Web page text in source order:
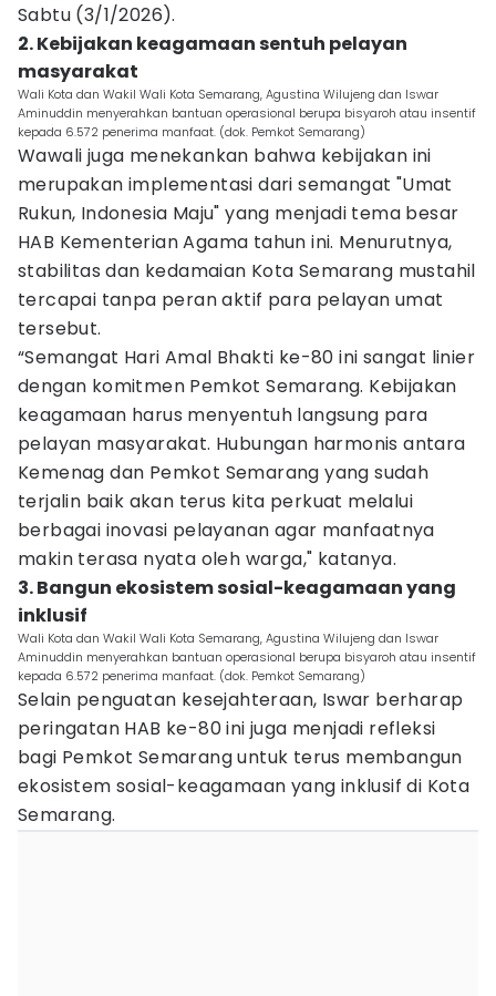
Sabtu (3/1/2026).
2. Kebijakan keagamaan sentuh pelayan
masyarakat
Wali Kota dan Wakil Wali Kota Semarang, Agustina Wilujeng dan Iswar
Aminuddin menyerahkan bantuan operasional berupa bisyaroh atau insentif
kepada 6.572 penerima manfaat. (dok. Pemkot Semarang)
Wawali juga menekankan bahwa kebijakan ini
merupakan implementasi dari semangat "Umat
Rukun, Indonesia Maju" yang menjadi tema besar
HAB Kementerian Agama tahun ini. Menurutnya,
stabilitas dan kedamaian Kota Semarang mustahil
tercapai tanpa peran aktif para pelayan umat
tersebut.
“Semangat Hari Amal Bhakti ke-80 ini sangat linier
dengan komitmen Pemkot Semarang. Kebijakan
keagamaan harus menyentuh langsung para
pelayan masyarakat. Hubungan harmonis antara
Kemenag dan Pemkot Semarang yang sudah
terjalin baik akan terus kita perkuat melalui
berbagai inovasi pelayanan agar manfaatnya
makin terasa nyata oleh warga," katanya.
3. Bangun ekosistem sosial-keagamaan yang
inklusif
Wali Kota dan Wakil Wali Kota Semarang, Agustina Wilujeng dan Iswar
Aminuddin menyerahkan bantuan operasional berupa bisyaroh atau insentif
kepada 6.572 penerima manfaat. (dok. Pemkot Semarang)
Selain penguatan kesejahteraan, Iswar berharap
peringatan HAB ke-80 ini juga menjadi refleksi
bagi Pemkot Semarang untuk terus membangun
ekosistem sosial-keagamaan yang inklusif di Kota
Semarang.